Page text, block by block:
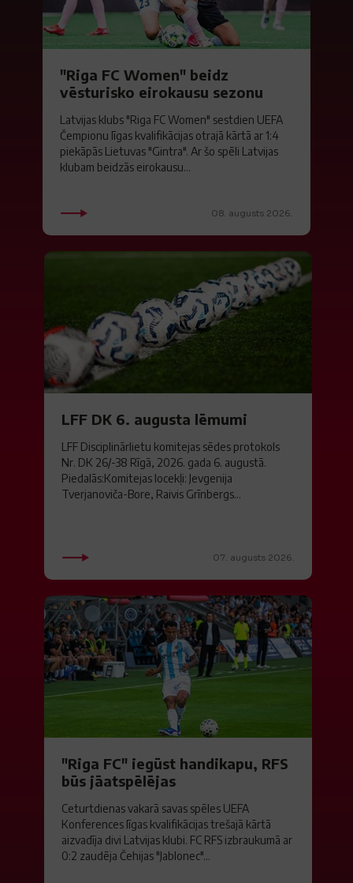
"Riga FC Women" beidz
vēsturisko eirokausu sezonu
Latvijas klubs "Riga FC Women" sestdien UEFA
Čempionu līgas kvalifikācijas otrajā kārtā ar 1:4
piekāpās Lietuvas "Gintra". Ar šo spēli Latvijas
klubam beidzās eirokausu...
08. augusts 2026.
LFF DK 6. augusta lēmumi
LFF Disciplinārlietu komitejas sēdes protokols
Nr. DK 26/-38 Rīgā, 2026. gada 6. augustā.
Piedalās:Komitejas locekļi: Jevgenija
Tverjanoviča-Bore, Raivis Grīnbergs...
07. augusts 2026.
"Riga FC" iegūst handikapu, RFS
būs jāatspēlējas
Ceturtdienas vakarā savas spēles UEFA
Konferences līgas kvalifikācijas trešajā kārtā
aizvadīja divi Latvijas klubi. FC RFS izbraukumā ar
0:2 zaudēja Čehijas "Jablonec"...